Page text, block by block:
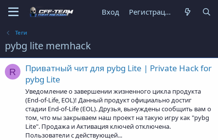
Вход Регистрация
Теги
pybg lite memhack
R
Приватный чит для pybg Lite | Private Hack for
pybg Lite
Уведомление о завершении жизненного цикла продукта
(End-of-Life, EOL)! Данный продукт официально достиг
стадии End-of-Life (EOL). Друзья, вынуждены сообщить вам о
том, что мы закрываем наш проект на такую игру как "pybg
Lite". Продажа и Активация ключей отключена.
Пользователи с действующей...